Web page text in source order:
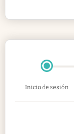
Inicio de sesión